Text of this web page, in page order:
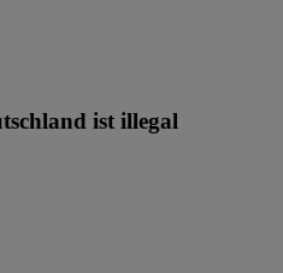
ist illegal